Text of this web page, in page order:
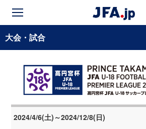
大会・試合
2024/4/6(土)～2024/12/8(日)